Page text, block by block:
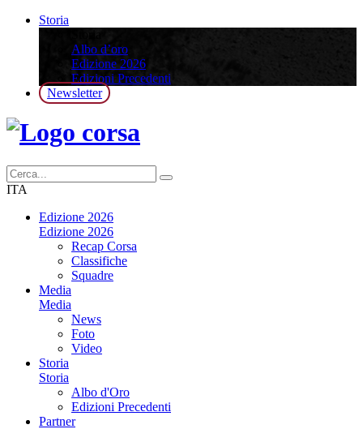
Storia
Albo d’oro
Edizione 2026
Edizioni Precedenti
Newsletter
ITA
Edizione 2026
Edizione 2026
Recap Corsa
Classifiche
Squadre
Media
Media
News
Foto
Video
Storia
Storia
Albo d'Oro
Edizioni Precedenti
Partner